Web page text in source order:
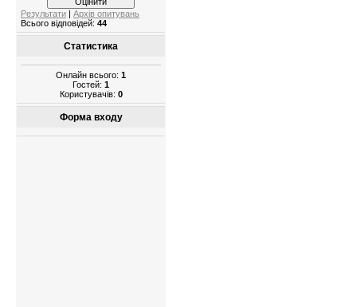
Результати | Архів опитувань
Всього відповідей: 44
Статистика
Онлайн всього: 1
Гостей: 1
Користувачів: 0
Форма входу